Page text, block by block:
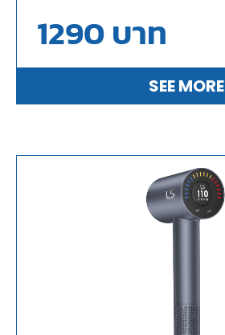
1290บาท
SEE MORE